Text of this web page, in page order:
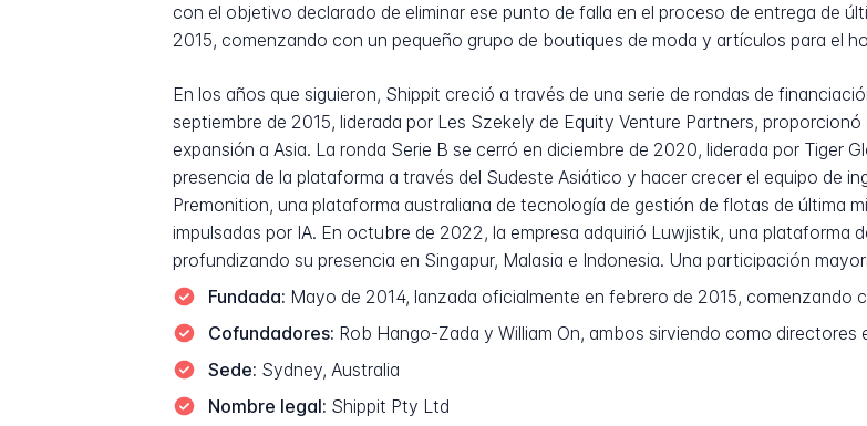
con el objetivo declarado de eliminar ese punto de falla en el proceso de entrega de
2015, comenzando con un pequeño grupo de boutiques de moda y artículos para el
En los años que siguieron, Shippit creció a través de una serie de rondas de
septiembre de 2015, liderada por Les Szekely de Equity Venture Partners,
expansión a Asia. La ronda Serie B se cerró en diciembre de 2020, liderada por Tiger
presencia de la plataforma a través del Sudeste Asiático y hacer crecer el equipo de
Premonition, una plataforma australiana de tecnología de gestión de flotas de última
impulsadas por IA. En octubre de 2022, la empresa adquirió Luwjistik, una plataforma
profundizando su presencia en Singapur, Malasia e Indonesia. Una participación
Fundada: Mayo de 2014, lanzada oficialmente en febrero de 2015, comenzando
Cofundadores: Rob Hango-Zada y William On, ambos sirviendo como
Sede: Sydney, Australia
Nombre legal: Shippit Pty Ltd